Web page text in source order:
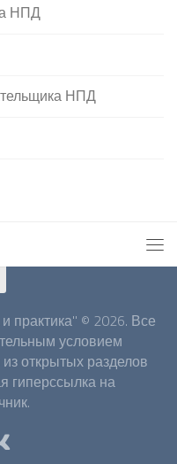
НПД
НПД
практика" © 2026. Все
условием
открытых разделов
гиперссылка на